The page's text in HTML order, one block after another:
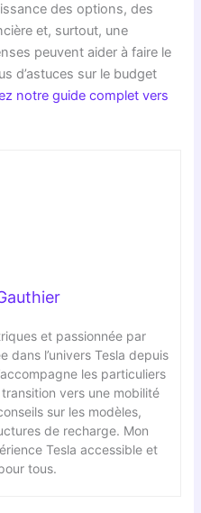
des options, des
et, surtout, une
peuvent aider à faire le
d’astuces sur le budget
notre guide complet vers
et passionnée par
dans l’univers Tesla depuis
les particuliers
vers une mobilité
sur les modèles,
de recharge. Mon
Tesla accessible et
tous.